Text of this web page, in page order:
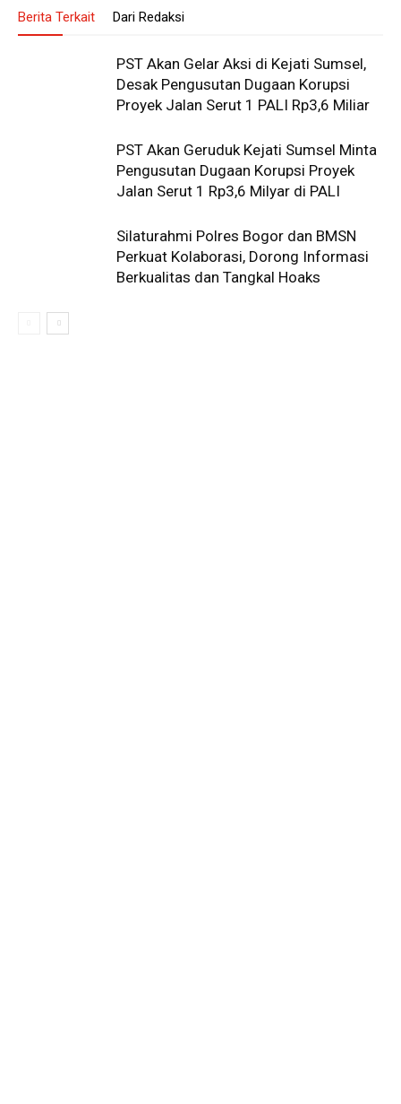
Berita Terkait Dari Redaksi
PST Akan Gelar Aksi di Kejati Sumsel,
Desak Pengusutan Dugaan Korupsi
Proyek Jalan Serut 1 PALI Rp3,6 Miliar
PST Akan Geruduk Kejati Sumsel Minta
Pengusutan Dugaan Korupsi Proyek
Jalan Serut 1 Rp3,6 Milyar di PALI
Silaturahmi Polres Bogor dan BMSN
Perkuat Kolaborasi, Dorong Informasi
Berkualitas dan Tangkal Hoaks